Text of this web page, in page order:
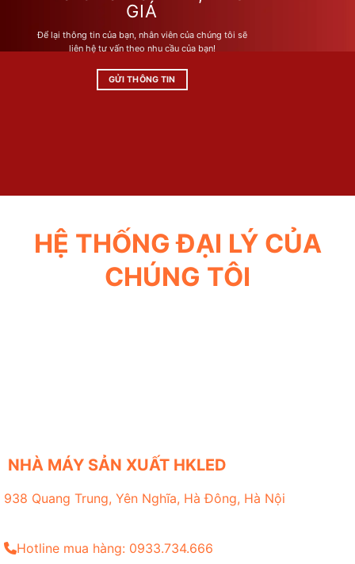
GIÁ
Để lại thông tin của bạn, nhân viên của chúng tôi sẽ
liên hệ tư vấn theo nhu cầu của bạn!
GỬI THÔNG TIN
HỆ THỐNG ĐẠI LÝ CỦA
CHÚNG TÔI
NHÀ MÁY SẢN XUẤT HKLED
938 Quang Trung, Yên Nghĩa, Hà Đông, Hà Nội
Hotline mua hàng: 0933.734.666